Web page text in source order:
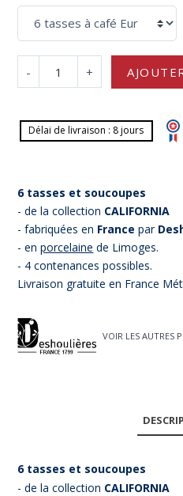
- +
Délai de livraison : 8 jours
6 tasses et soucoupes
- de la collection CALIFORNIA
- fabriquées en France par
- enporcelaine de Limoges.
- 4 contenances possibles.
Livraison gratuite en France
VOIR LES AUTRES
6 tasses et soucoupes
- de la collection CALIFORNIA